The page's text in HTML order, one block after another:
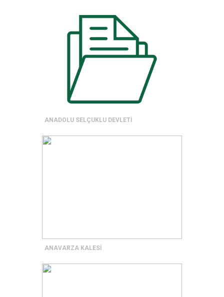
ANADOLU SELÇUKLU DEVLETİ
ANAVARZA KALESİ